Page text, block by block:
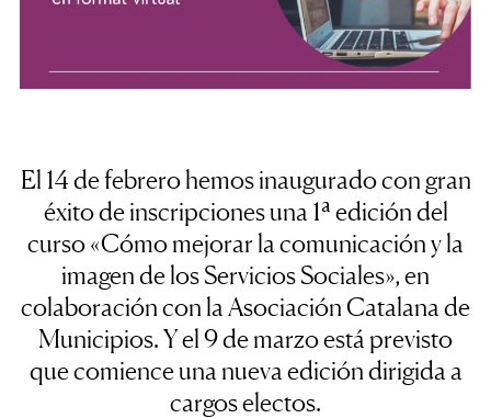
El 14 de febrero hemos inaugurado con gran
éxito de inscripciones una 1ª edición del
curso «Cómo mejorar la comunicación y la
imagen de los Servicios Sociales», en
colaboración con la Asociación Catalana de
Municipios. Y el 9 de marzo está previsto
que comience una nueva edición dirigida a
cargos electos.